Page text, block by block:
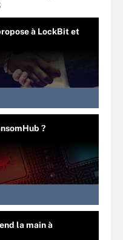
à LockBit et
?
la main à